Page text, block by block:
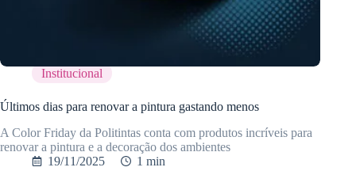
Institucional
Últimos dias para renovar a pintura gastando menos
A Color Friday da Politintas conta com produtos incríveis para
renovar a pintura e a decoração dos ambientes
19/11/2025
1 min